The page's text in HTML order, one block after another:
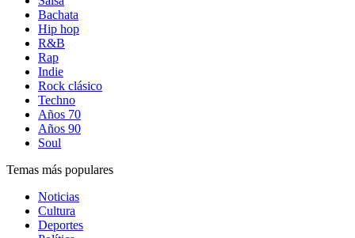
Bachata
Hip hop
R&B
Rap
Indie
Rock clásico
Techno
Años 70
Años 90
Soul
Temas más populares
Noticias
Cultura
Deportes